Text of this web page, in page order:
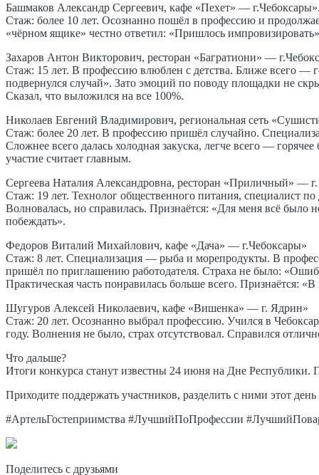
Башмаков Александр Сергеевич, кафе «Пехет» — г.Чебоксары».
Стаж: более 10 лет. Осознанно пошёл в профессию и
«чёрном ящике» честно ответил: «Пришлось
Захаров Антон Викторович, ресторан «Багратиони» —
Стаж: 15 лет. В профессию влюблен с детства. Ближе всего —
подвернулся случай». Зато эмоций по поводу площадки не
Сказал, что выложился на все 100%.
Николаев Евгений Владимирович, региональная сеть
Стаж: более 20 лет. В профессию пришёл случайно.
Сложнее всего далась холодная закуска, легче всего —
участие считает главным.
Сергеева Наталия Александровна, ресторан «Приличный» —
Стаж: 19 лет. Технолог общественного питания, специалист
Волновалась, но справилась. Признаётся: «Для меня всё
побеждать».
Федоров Виталий Михайлович, кафе «Дача» — г.Чебоксары»
Стаж: 8 лет. Специализация — рыба и морепродукты. В
пришёл по приглашению работодателя. Страха не было:
Практическая часть понравилась больше всего. Признаётся:
Шугуров Алексей Николаевич, кафе «Вишенка» — г. Ядрин»
Стаж: 20 лет. Осознанно выбрал профессию. Учился в
году. Волнения не было, страх отсутствовал. Справился
Что дальше?
Итоги конкурса станут известны 24 июня на Дне Республики.
Приходите поддержать участников, разделить с ними этот
#АртельГостеприимства #ЛучшийПоПрофессии
Поделитесь с друзьями